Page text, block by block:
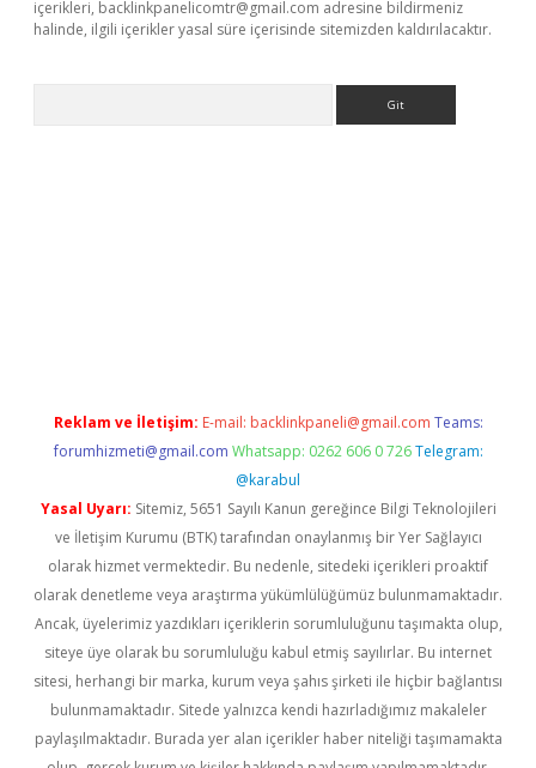
içerikleri, backlinkpanelicomtr@gmail.com adresine bildirmeniz
halinde, ilgili içerikler yasal süre içerisinde sitemizden kaldırılacaktır.
Reklam ve İletişim: E-mail: backlinkpaneli@gmail.com Teams:
forumhizmeti@gmail.com Whatsapp: 0262 606 0 726 Telegram:
@karabul
Yasal Uyarı: Sitemiz, 5651 Sayılı Kanun gereğince Bilgi Teknolojileri
ve İletişim Kurumu (BTK) tarafından onaylanmış bir Yer Sağlayıcı
olarak hizmet vermektedir. Bu nedenle, sitedeki içerikleri proaktif
olarak denetleme veya araştırma yükümlülüğümüz bulunmamaktadır.
Ancak, üyelerimiz yazdıkları içeriklerin sorumluluğunu taşımakta olup,
siteye üye olarak bu sorumluluğu kabul etmiş sayılırlar. Bu internet
sitesi, herhangi bir marka, kurum veya şahıs şirketi ile hiçbir bağlantısı
bulunmamaktadır. Sitede yalnızca kendi hazırladığımız makaleler
paylaşılmaktadır. Burada yer alan içerikler haber niteliği taşımamakta